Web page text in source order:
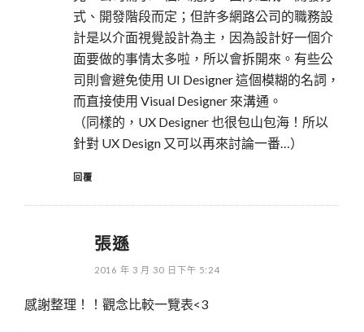
式、開發階段而定；但許多網路公司的職務設
計是以介面視覺設計為主，因為設計好一個介
面要做的事情太多啦，所以會拆開來。有些公
司則會避免使用 UI Designer 這個模糊的名詞，
而直接使用 Visual Designer 來溝通。
（同樣的，UX Designer 也很包山包海！所以
針對 UX Design 又可以再來討論一番…）
回覆
張遜
2016 年 3 月 30 日下午 5:24
感謝整理！！觀念比較一覽表<3